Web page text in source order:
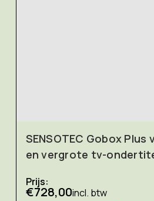
SENSOTEC Gobox
en vergrote tv-
Prijs:
€728,00incl. btw